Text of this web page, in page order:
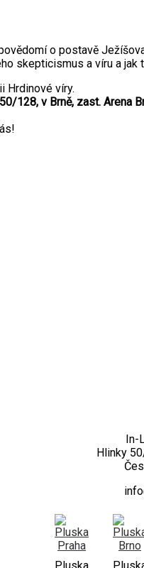
o postavě
skepticismus a víru a
Hrdinové víry.
128, v Brně, zast. Arena
In-
Hlinky